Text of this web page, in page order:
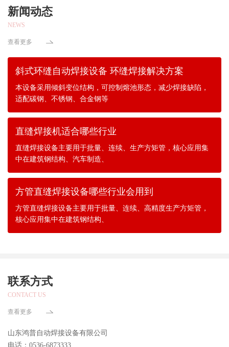
新闻动态
NEWS
查看更多
斜式环缝自动焊接设备 环缝焊接解决方案
本设备采用倾斜变位结构，可控制熔池形态，减少焊接缺陷，
适配碳钢、不锈钢、合金钢等
直缝焊接机适合哪些行业
直缝焊接设备主要用于批量、连续、生产方矩管，核心应用集
中在建筑钢结构、汽车制造、
方管直缝焊接设备哪些行业会用到
方管直缝焊接设备主要用于批量、连续、高精度生产方矩管，
核心应用集中在建筑钢结构、
联系方式
CONTACT US
查看更多
山东鸿普自动焊接设备有限公司
电话：0536-6873333